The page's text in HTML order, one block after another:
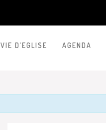
VIE D’EGLISE AGENDA